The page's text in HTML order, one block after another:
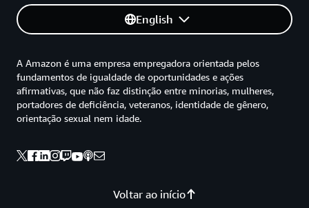
English
Voltar ao início
A Amazon é uma empresa empregadora orientada pelos
fundamentos de igualdade de oportunidades e ações
afirmativas, que não faz distinção entre minorias, mulheres,
portadores de deficiência, veteranos, identidade de gênero,
orientação sexual nem idade.